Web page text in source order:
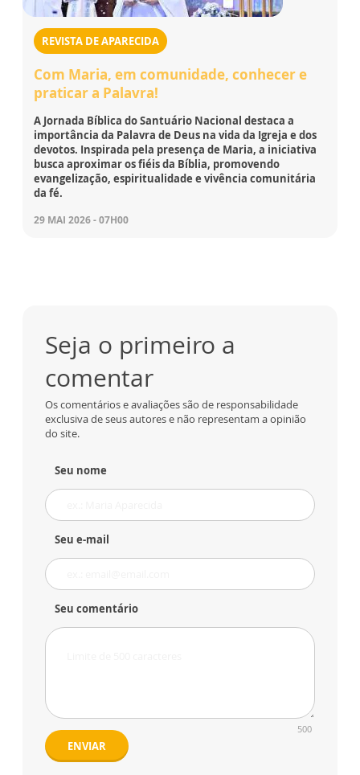
REVISTA DE APARECIDA
Com Maria, em comunidade, conhecer e
praticar a Palavra!
A Jornada Bíblica do Santuário Nacional destaca a
importância da Palavra de Deus na vida da Igreja e dos
devotos. Inspirada pela presença de Maria, a iniciativa
busca aproximar os fiéis da Bíblia, promovendo
evangelização, espiritualidade e vivência comunitária
da fé.
29 MAI 2026 - 07H00
Seja o primeiro a
comentar
Os comentários e avaliações são de responsabilidade
exclusiva de seus autores e não representam a opinião
do site.
Seu nome
Seu e-mail
Seu comentário
500
ENVIAR